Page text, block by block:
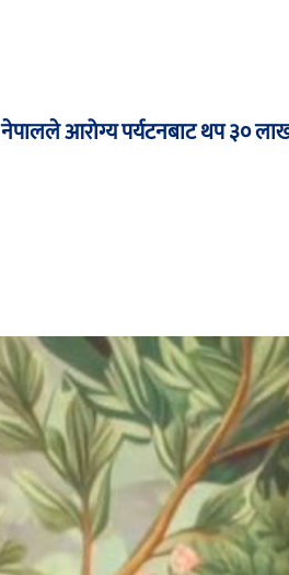
नेपालले आरोग्य पर्यटनबाट थप ३० लाख